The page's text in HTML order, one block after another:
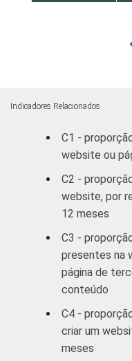
Base: 3.546
de 2012 e
estimuladas.
Fonte: NIC.br
Indicadores Relacionados
C1 -
website ou
C2 -
website, por
12 meses
C3 -
presentes na
página de
conteúdo
C4 -
criar um
meses